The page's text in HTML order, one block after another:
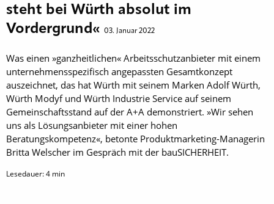
steht bei Würth absolut im
Vordergrund« 03. Januar 2022
Was einen »ganzheitlichen« Arbeitsschutzanbieter mit einem
unternehmensspezifisch angepassten Gesamtkonzept
auszeichnet, das hat Würth mit seinem Marken Adolf Würth,
Würth Modyf und Würth Industrie Service auf seinem
Gemeinschaftsstand auf der A+A demonstriert. »Wir sehen
uns als Lösungsanbieter mit einer hohen
Beratungskompetenz«, betonte Produktmarketing-Managerin
Britta Welscher im Gespräch mit der bauSICHERHEIT.
Lesedauer:4 min